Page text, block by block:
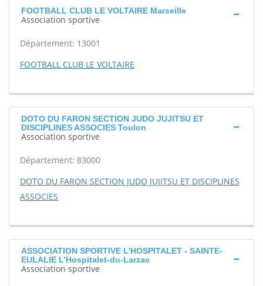
FOOTBALL CLUB LE VOLTAIRE Marseille
Association sportive
Département: 13001
FOOTBALL CLUB LE VOLTAIRE
DOTO DU FARON SECTION JUDO JUJITSU ET
DISCIPLINES ASSOCIES Toulon
Association sportive
Département: 83000
DOTO DU FARON SECTION JUDO JUJITSU ET DISCIPLINES
ASSOCIES
ASSOCIATION SPORTIVE L'HOSPITALET - SAINTE-
EULALIE L’Hospitalet-du-Larzac
Association sportive